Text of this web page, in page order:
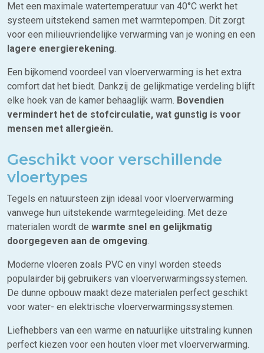
Met een maximale watertemperatuur van 40°C werkt het
systeem uitstekend samen met warmtepompen. Dit zorgt
voor een milieuvriendelijke verwarming van je woning en een
lagere energierekening.
Een bijkomend voordeel van vloerverwarming is het extra
comfort dat het biedt. Dankzij de gelijkmatige verdeling blijft
elke hoek van de kamer behaaglijk warm. Bovendien
vermindert het de stofcirculatie, wat gunstig is voor
mensen met allergieën.
Geschikt voor verschillende
vloertypes
Tegels en natuursteen zijn ideaal voor vloerverwarming
vanwege hun uitstekende warmtegeleiding. Met deze
materialen wordt de warmte snel en gelijkmatig
doorgegeven aan de omgeving.
Moderne vloeren zoals PVC en vinyl worden steeds
populairder bij gebruikers van vloerverwarmingssystemen.
De dunne opbouw maakt deze materialen perfect geschikt
voor water- en elektrische vloerverwarmingssystemen.
Liefhebbers van een warme en natuurlijke uitstraling kunnen
perfect kiezen voor een houten vloer met vloerverwarming.